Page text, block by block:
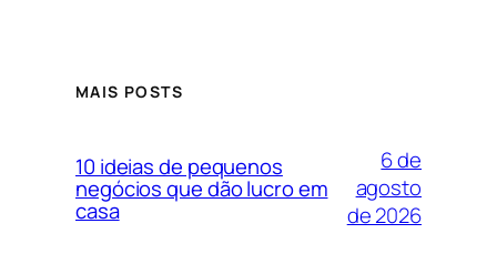
MAIS POSTS
10 ideias de pequenos
negócios que dão lucro em
casa
6 de
agosto
de 2026